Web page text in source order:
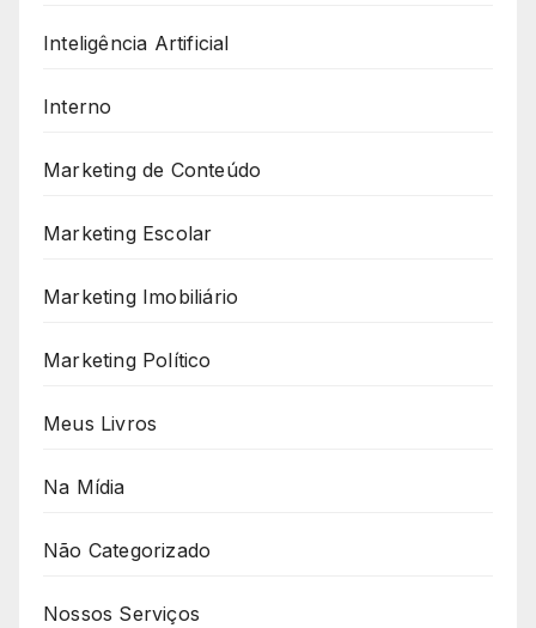
Inteligência Artificial
Interno
Marketing de Conteúdo
Marketing Escolar
Marketing Imobiliário
Marketing Político
Meus Livros
Na Mídia
Não Categorizado
Nossos Serviços